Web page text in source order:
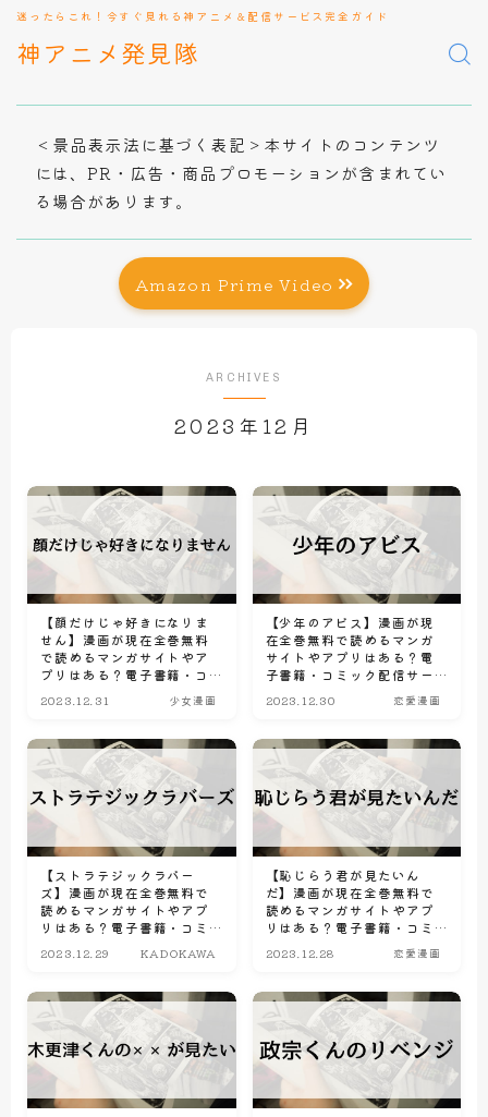
神アニメ発見隊
迷ったらこれ！今すぐ見れる神アニメ＆配信サービス完全ガイド
＜景品表示法に基づく表記＞本サイトのコンテンツ
には、PR・広告・商品プロモーションが含まれてい
る場合があります。
Amazon Prime Video
ARCHIVES
2023年12月
【顔だけじゃ好きになりま
せん】漫画が現在全巻無料
で読めるマンガサイトやア
プリはある？電子書籍・コ
スク比較情報
2023.12.31 少女漫画
【少年のアビス】漫画が現
在全巻無料で読めるマンガ
サイトやアプリはある？電
子書籍・コミック配信サー
ビスのサブスク比較情報
2023.12.30 恋愛漫画
【ストラテジックラバー
ズ】漫画が現在全巻無料で
読めるマンガサイトやアプ
リはある？電子書籍・コミ
ク比較情報
2023.12.29 KADOKAWA
【恥じらう君が見たいん
だ】漫画が現在全巻無料で
読めるマンガサイトやアプ
リはある？電子書籍・コミ
ック配信サービスのサブス
ク比較情報
2023.12.28 恋愛漫画